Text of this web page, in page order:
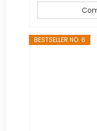
BESTSELLER NO. 6